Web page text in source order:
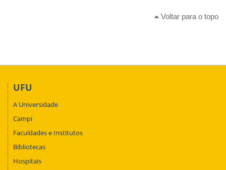
Voltar para o topo
UFU
A Universidade
Campi
Faculdades e Institutos
Bibliotecas
Hospitais